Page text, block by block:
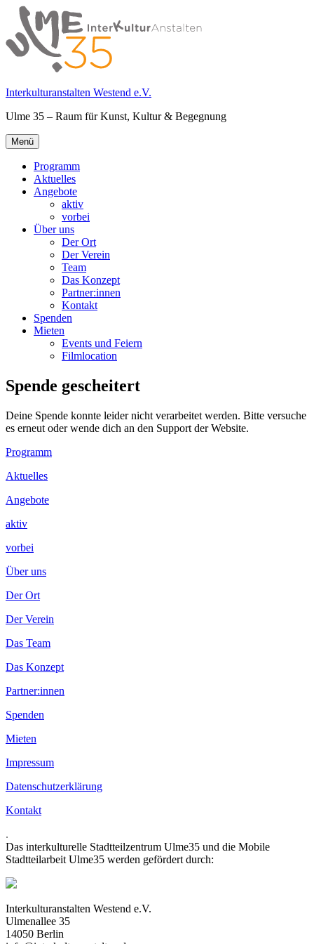
Springe
zum
Inhalt
Interkulturanstalten Westend e.V.
Ulme 35 – Raum für Kunst, Kultur & Begegnung
Primäres
Menü
Menü
Programm
Aktuelles
Angebote
aktiv
vorbei
Über uns
Der Ort
Der Verein
Team
Das Konzept
Partner:innen
Kontakt
Spenden
Mieten
Events und Feiern
Filmlocation
Spende gescheitert
Deine Spende konnte leider nicht verarbeitet werden. Bitte versuche
es erneut oder wende dich an den Support der Website.
Footer
Inhalt
Programm
Aktuelles
Angebote
aktiv
vorbei
Über uns
Der Ort
Der Verein
Das Team
Das Konzept
Partner:innen
Spenden
Mieten
Impressum
Datenschutzerklärung
Kontakt
.
Das interkulturelle Stadtteilzentrum Ulme35 und die Mobile
Stadtteilarbeit Ulme35 werden gefördert durch:
Interkulturanstalten Westend e.V.
Ulmenallee 35
14050 Berlin